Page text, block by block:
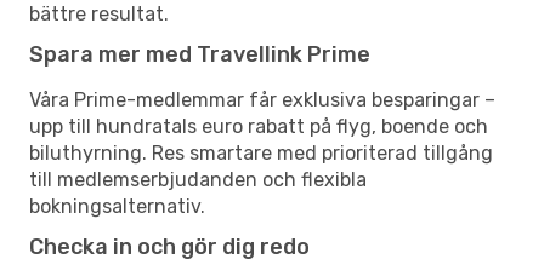
bättre resultat.
Spara mer med Travellink Prime
Våra Prime-medlemmar får exklusiva besparingar –
upp till hundratals euro rabatt på flyg, boende och
biluthyrning. Res smartare med prioriterad tillgång
till medlemserbjudanden och flexibla
bokningsalternativ.
Checka in och gör dig redo